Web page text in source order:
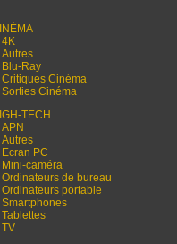
4K
Autres
Blu-Ray
Critiques Cinéma
Sorties Cinéma
TECH
APN
Autres
Ecran PC
Mini-caméra
Ordinateurs de bureau
Ordinateurs portable
Smartphones
Tablettes
TV